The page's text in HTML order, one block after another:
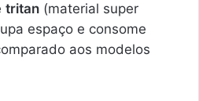
tritan (material super
espaço e consome
aos modelos